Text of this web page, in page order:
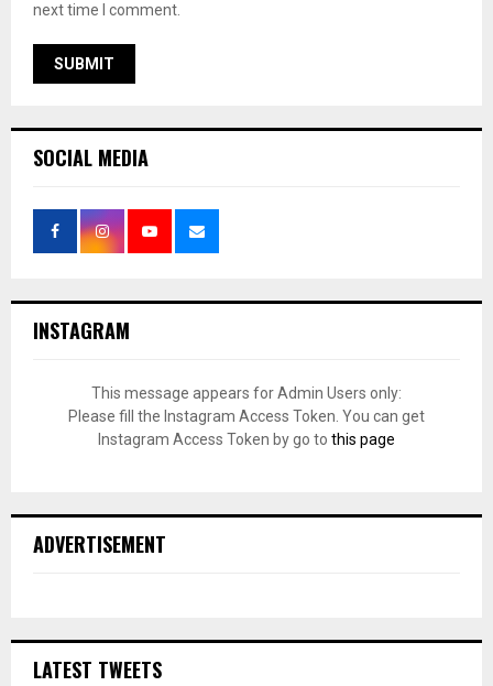
next time I comment.
SOCIAL MEDIA
INSTAGRAM
This message appears for Admin Users only:
Please fill the Instagram Access Token. You can get
Instagram Access Token by go to this page
ADVERTISEMENT
LATEST TWEETS